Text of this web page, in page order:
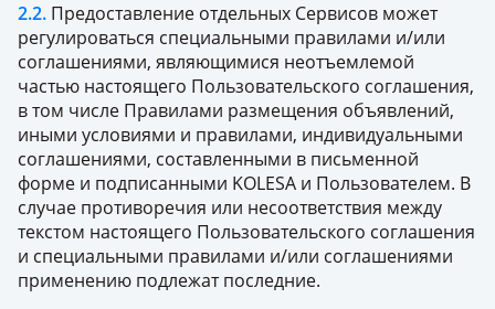
2.2. Предоставление отдельных Сервисов может
регулироваться специальными правилами и/или
соглашениями, являющимися неотъемлемой
частью настоящего Пользовательского соглашения,
в том числе Правилами размещения объявлений,
иными условиями и правилами, индивидуальными
соглашениями, составленными в письменной
форме и подписанными KOLESA и Пользователем. В
случае противоречия или несоответствия между
текстом настоящего Пользовательского соглашения
и специальными правилами и/или соглашениями
применению подлежат последние.